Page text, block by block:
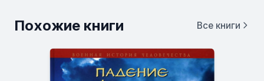
Похожие книги Все книги